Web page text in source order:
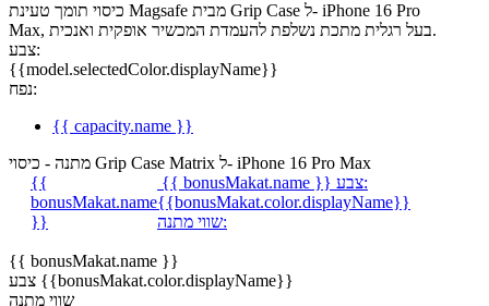
כיסוי תומך טעינת Magsafe מבית Grip Case ל- iPhone 16 Pro
Max, בעל רגלית מתכת נשלפת להעמדת המכשיר אופקית ואנכית.
צבע:
{{model.selectedColor.displayName}}
נפח:
{{ capacity.name }}
מתנה - כיסוי Grip Case Matrix ל- iPhone 16 Pro Max
{{
bonusMakat.name
}}
{{ bonusMakat.name }}
צבע:
{{bonusMakat.color.displayName}}
שווי מתנה:
{{ bonusMakat.name }}
צבע {{bonusMakat.color.displayName}}
שווי מתנה